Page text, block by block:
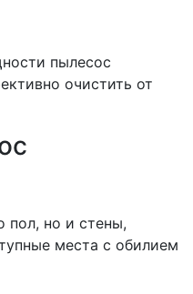
пылесос
очистить от
пол, но и стены,
места с обилием